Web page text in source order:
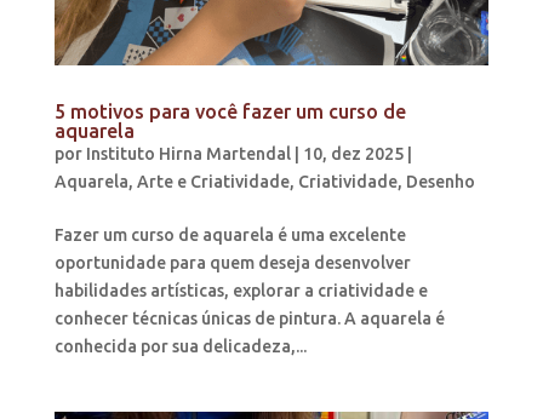
5 motivos para você fazer um curso de
aquarela
por Instituto Hirna Martendal| 10, dez 2025|
Aquarela, Arte e Criatividade, Criatividade, Desenho
Fazer um curso de aquarela é uma excelente
oportunidade para quem deseja desenvolver
habilidades artísticas, explorar a criatividade e
conhecer técnicas únicas de pintura. A aquarela é
conhecida por sua delicadeza,...